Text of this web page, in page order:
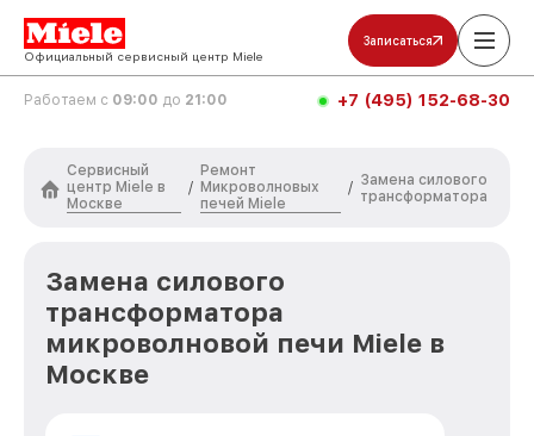
Официальный сервисный центр Miele
Записаться
Работаем с 09:00 до 21:00 +7 (495) 152-68-30
Сервисный
центр Miele в
Москве
/
Ремонт
Микроволновых
печей Miele
/ Замена силового
трансформатора
Замена силового
трансформатора
микроволновой печи Miele в
Москве